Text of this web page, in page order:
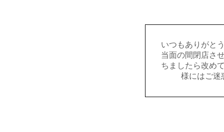
いつもありがと
当面の間閉店さ
ちましたら改め
様にはご迷